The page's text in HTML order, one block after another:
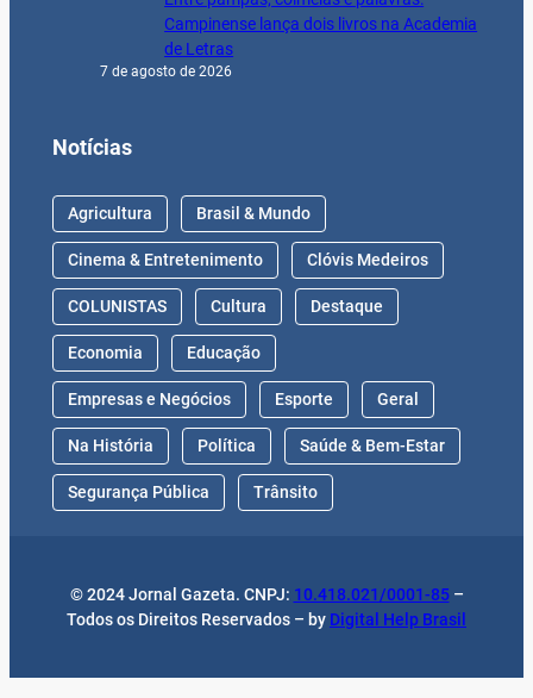
Campinense lança dois livros na Academia
de Letras
7 de agosto de 2026
Notícias
Agricultura Brasil & Mundo
Cinema & Entretenimento Clóvis Medeiros
COLUNISTAS Cultura Destaque
Economia Educação
Empresas e Negócios Esporte Geral
Na História Política Saúde & Bem-Estar
Segurança Pública Trânsito
Todos os Direitos Reservados – byDigital Help Brasil